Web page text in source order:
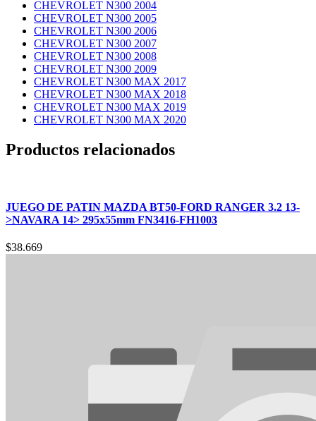
CHEVROLET N300 2004
CHEVROLET N300 2005
CHEVROLET N300 2006
CHEVROLET N300 2007
CHEVROLET N300 2008
CHEVROLET N300 2009
CHEVROLET N300 MAX 2017
CHEVROLET N300 MAX 2018
CHEVROLET N300 MAX 2019
CHEVROLET N300 MAX 2020
Productos relacionados
JUEGO DE PATIN MAZDA BT50-FORD RANGER 3.2 13-
>NAVARA 14> 295x55mm FN3416-FH1003
$38.669